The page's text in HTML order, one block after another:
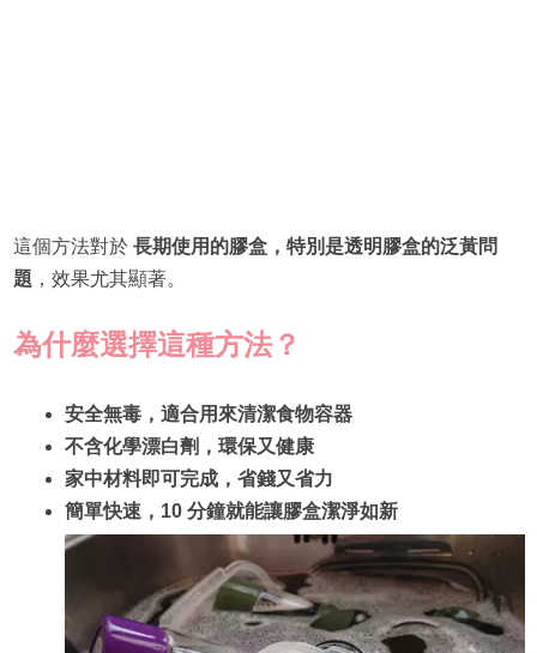
這個方法對於 長期使用的膠盒，特別是透明膠盒的泛黃問
題 ，效果尤其顯著。
為什麼選擇這種方法？
安全無毒，適合用來清潔食物容器
不含化學漂白劑，環保又健康
家中材料即可完成，省錢又省力
簡單快速，10 分鐘就能讓膠盒潔淨如新